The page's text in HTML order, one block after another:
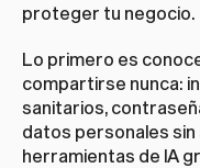
proteger tu negocio.
Lo primero es
compartirse nunca:
sanitarios,
datos personales sin
herramientas de IA